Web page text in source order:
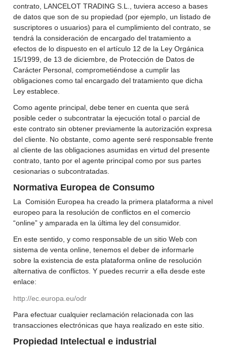
contrato, LANCELOT TRADING S.L., tuviera acceso a bases
de datos que son de su propiedad (por ejemplo, un listado de
suscriptores o usuarios) para el cumplimiento del contrato, se
tendrá la consideración de encargado del tratamiento a
efectos de lo dispuesto en el artículo 12 de la Ley Orgánica
15/1999, de 13 de diciembre, de Protección de Datos de
Carácter Personal, comprometiéndose a cumplir las
obligaciones como tal encargado del tratamiento que dicha
Ley establece.
Como agente principal, debe tener en cuenta que será
posible ceder o subcontratar la ejecución total o parcial de
este contrato sin obtener previamente la autorización expresa
del cliente. No obstante, como agente seré responsable frente
al cliente de las obligaciones asumidas en virtud del presente
contrato, tanto por el agente principal como por sus partes
cesionarias o subcontratadas.
Normativa Europea de Consumo
La Comisión Europea ha creado la primera plataforma a nivel
europeo para la resolución de conflictos en el comercio
“online” y amparada en la última ley del consumidor.
En este sentido, y como responsable de un sitio Web con
sistema de venta online, tenemos el deber de informarle
sobre la existencia de esta plataforma online de resolución
alternativa de conflictos. Y puedes recurrir a ella desde este
enlace:
http://ec.europa.eu/odr
Para efectuar cualquier reclamación relacionada con las
transacciones electrónicas que haya realizado en este sitio.
Propiedad Intelectual e industrial